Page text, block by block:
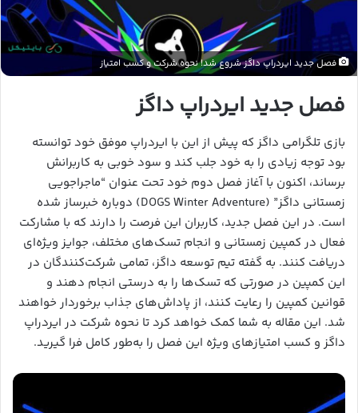
فصل جدید ایردراپ داگز شروع شد! نحوه شرکت و کسب امتیاز
فصل جدید ایردراپ داگز
بازی تلگرامی داگز که پیش از این با ایردراپ موفق خود توانسته
بود توجه زیادی را به خود جلب کند و سود خوبی به کاربرانش
برساند، اکنون با آغاز فصل دوم خود تحت عنوان “ماجراجویی
زمستانی داگز” (DOGS Winter Adventure) دوباره خبرساز شده
است. در این فصل جدید، کاربران این فرصت را دارند که با مشارکت
فعال در کمپین زمستانی و انجام تسک‌های مختلف، جوایز ویژه‌ای
دریافت کنند. به گفته تیم توسعه داگز، تمامی شرکت‌کنندگان در
این کمپین در صورتی که تسک‌ها را به درستی انجام دهند و
قوانین کمپین را رعایت کنند، از پاداش‌های جذاب برخوردار خواهند
شد. این مقاله به شما کمک خواهد کرد تا نحوه شرکت در ایردراپ
داگز و کسب امتیازهای ویژه این فصل را به‌طور کامل فرا گیرید.